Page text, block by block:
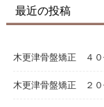
最近の投稿
木更津骨盤矯正 ４０
木更津骨盤矯正 ２